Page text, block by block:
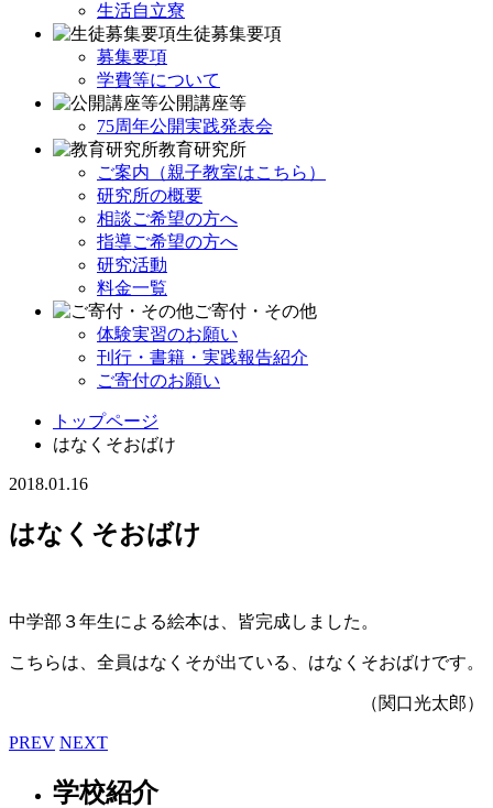
生活自立寮
生徒募集要項
募集要項
学費等について
公開講座等
75周年公開実践発表会
教育研究所
ご案内（親子教室はこちら）
研究所の概要
相談ご希望の方へ
指導ご希望の方へ
研究活動
料金一覧
ご寄付・その他
体験実習のお願い
刊行・書籍・実践報告紹介
ご寄付のお願い
トップページ
はなくそおばけ
2018.01.16
はなくそおばけ
中学部３年生による絵本は、皆完成しました。
こちらは、全員はなくそが出ている、はなくそおばけです。
（関口光太郎）
PREV NEXT
学校紹介